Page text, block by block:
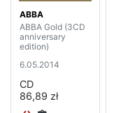
ABBA
ABBA Gold (3CD
anniversary
edition)
6.05.2014
CD
86,89 zł